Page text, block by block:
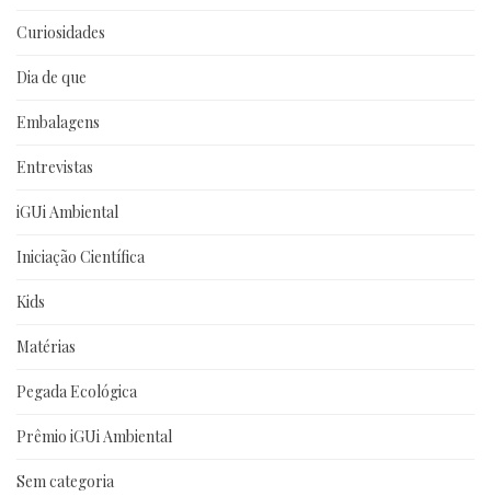
Curiosidades
Dia de que
Embalagens
Entrevistas
iGUi Ambiental
Iniciação Científica
Kids
Matérias
Pegada Ecológica
Prêmio iGUi Ambiental
Sem categoria